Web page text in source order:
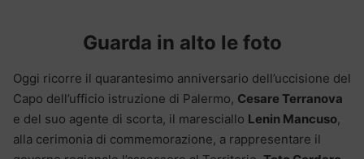
Guarda in alto le foto
Oggi ricorre il quarantesimo anniversario dell’uccisione del
Capo dell’ufficio istruzione di Palermo, Cesare Terranova
e del suo agente di scorta, il maresciallo Lenin Mancuso,
alla cerimonia di commemorazione, a rappresentare il